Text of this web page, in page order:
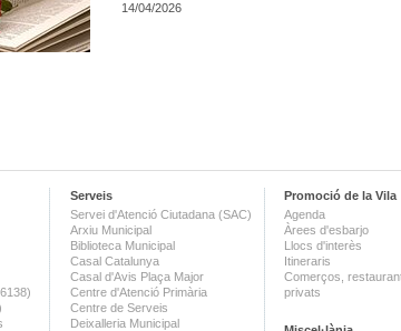
14/04/2026
Serveis
Servei d'Atenció Ciutadana (SAC)
Arxiu Municipal
Biblioteca Municipal
Casal Catalunya
Casal d'Avis Plaça Major
Centre d'Atenció Primària
Centre de Serveis
Deixalleria Municipal
Promoció de la Vila
Agenda
Àrees d'esbarjo
Llocs d'interès
Itineraris
Comerços,
privats